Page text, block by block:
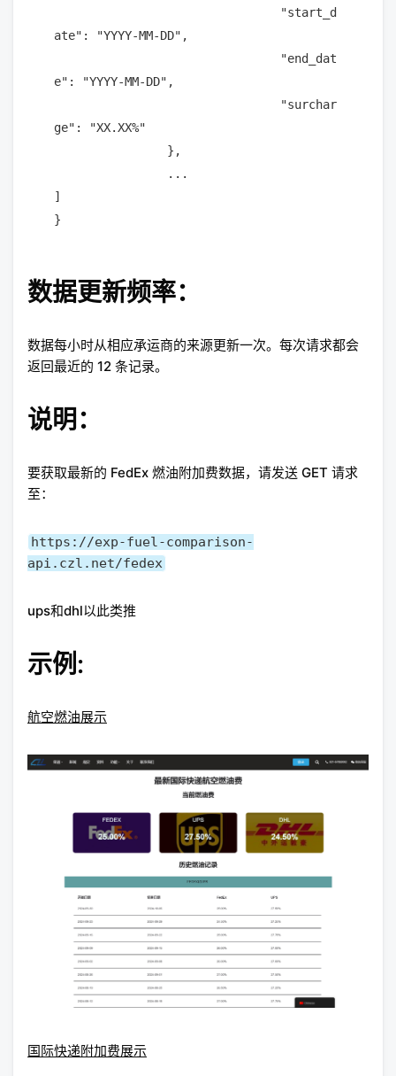
ate": "YYYY-MM-DD",
e": "YYYY-MM-DD",
ge": "XX.XX%"
]
数据更新频率：
数据每小时从相应承运商的来源更新一次。每次请求都会
返回最近的 12 条记录。
说明：
要获取最新的 FedEx 燃油附加费数据，请发送 GET 请求
至：
https://exp-fuel-comparison-
api.czl.net/fedex
ups和dhl以此类推
示例:
航空燃油展示
国际快递附加费展示